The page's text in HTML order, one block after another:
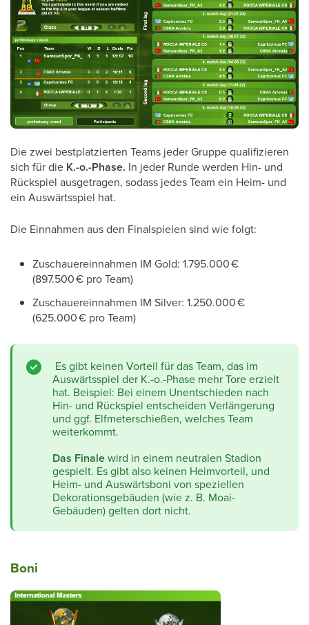
Die zwei bestplatzierten Teams jeder Gruppe qualifizieren
sich für die K.-o.-Phase. In jeder Runde werden Hin- und
Rückspiel ausgetragen, sodass jedes Team ein Heim- und
ein Auswärtsspiel hat.
Die Einnahmen aus den Finalspielen sind wie folgt:
Zuschauereinnahmen IM Gold: 1.795.000 €
(897.500 € pro Team)
Zuschauereinnahmen IM Silver: 1.250.000 €
(625.000 € pro Team)
Es gibt keinen Vorteil für das Team, das im
Auswärtsspiel der K.-o.-Phase mehr Tore erzielt
hat. Beispiel: Bei einem Unentschieden nach
Hin- und Rückspiel entscheiden Verlängerung
und ggf. Elfmeterschießen, welches Team
weiterkommt.
Das Finalewird in einem neutralen Stadion
gespielt. Es gibt also keinen Heimvorteil, und
Heim- und Auswärtsboni von speziellen
Dekorationsgebäuden (wie z. B. Moai-
Gebäuden) gelten dort nicht.
Boni